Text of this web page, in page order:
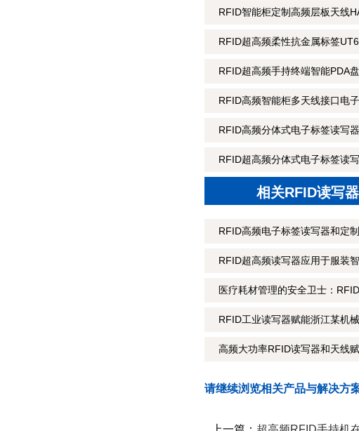
RFID智能柜定制高频层板天线
RFID超高频柔性抗金属标签
RFID超高频手持终端智能PDA
RFID高频智能柜多天线接口电
RFID高频分体式电子标签读写
RFID超高频分体式电子标签读
相关RFID读写
RFID高频电子标签读写器和定
RFID超高频读写器应用于服装
医疗耗材管理的安全卫士：
RFID工业读写器赋能浙江某机
高频大功率RFID读写器和天线
请继续浏览相关产品与解决方